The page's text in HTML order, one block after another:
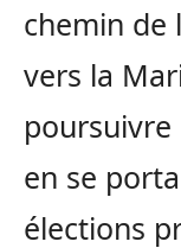
chemin de
vers la
poursuivre
en se
élections